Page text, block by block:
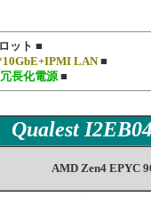
ット ■
LAN■
長化電源■
Qualest
AMD Zen4 EPYC